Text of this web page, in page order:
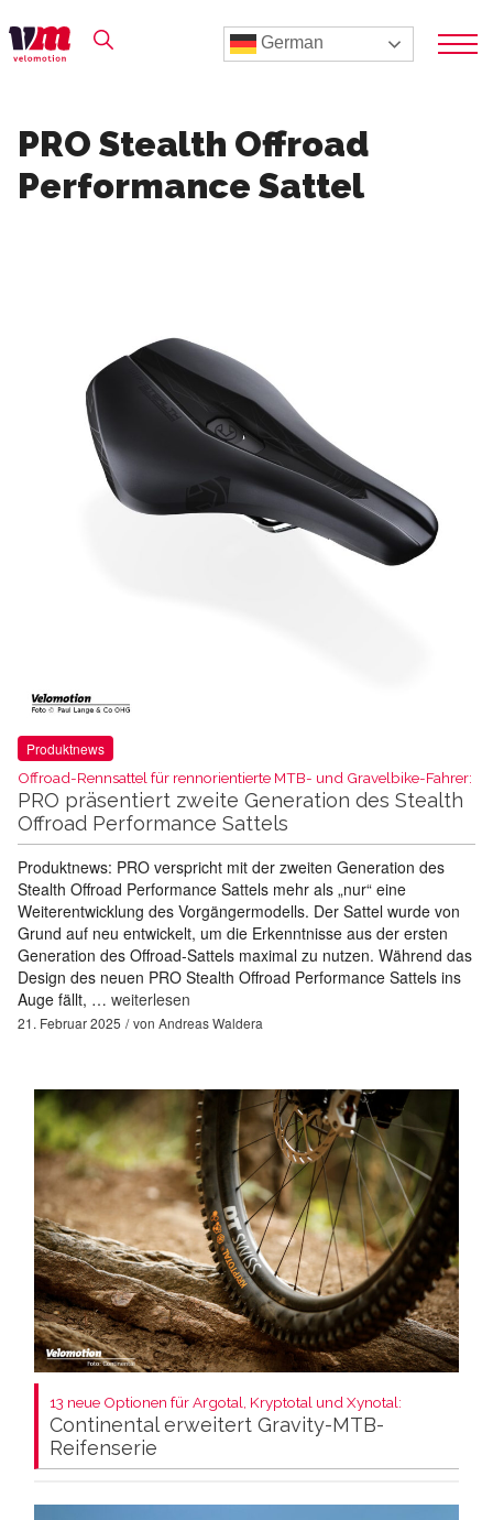
German
PRO Stealth Offroad
Performance Sattel
Produktnews
Offroad-Rennsattel für rennorientierte MTB- und Gravelbike-Fahrer:
PRO präsentiert zweite Generation des Stealth
Offroad Performance Sattels
Produktnews: PRO verspricht mit der zweiten Generation des
Stealth Offroad Performance Sattels mehr als „nur“ eine
Weiterentwicklung des Vorgängermodells. Der Sattel wurde von
Grund auf neu entwickelt, um die Erkenntnisse aus der ersten
Generation des Offroad-Sattels maximal zu nutzen. Während das
Design des neuen PRO Stealth Offroad Performance Sattels ins
Auge fällt, … weiterlesen
21. Februar 2025 von Andreas Waldera
13 neue Optionen für Argotal, Kryptotal und Xynotal:
Continental erweitert Gravity-MTB-
Reifenserie